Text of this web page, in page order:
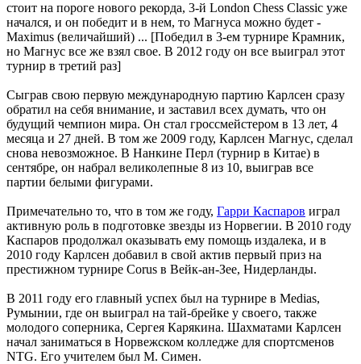
стоит на пороге нового рекорда, 3-й London Chess Classic уже
начался, и он победит и в нем, то Магнуса можно будет -
Maximus (величайший) ... [Победил в 3-ем турнире Крамник,
но Магнус все же взял свое. В 2012 году он все выиграл этот
турнир в третий раз]
Сыграв свою первую международную партию Карлсен сразу
обратил на себя внимание, и заставил всех думать, что он
будущий чемпион мира. Он стал гроссмейстером в 13 лет, 4
месяца и 27 дней. В том же 2009 году, Карлсен Магнус, сделал
снова невозможное. В Нанкине Перл (турнир в Китае) в
сентябре, он набрал великолепные 8 из 10, выиграв все
партии белыми фигурами.
Примечательно то, что в том же году, Гарри Каспаров играл
активную роль в подготовке звезды из Норвегии. В 2010 году
Каспаров продолжал оказывать ему помощь издалека, и в
2010 году Карлсен добавил в свой актив первый приз на
престижном турнире Corus в Вейк-ан-Зее, Нидерланды.
В 2011 году его главный успех был на турнире в Medias,
Румынии, где он выиграл на тай-брейке у своего, также
молодого соперника, Сергея Карякина. Шахматами Карлсен
начал заниматься в Норвежском колледже для спортсменов
NTG. Его учителем был М. Симен.